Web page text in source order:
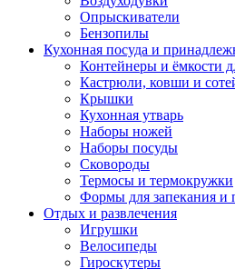
Опрыскиватели
Бензопилы
Кухонная посуда и
Контейнеры и ёмкости
Кастрюли, ковши и
Крышки
Кухонная утварь
Наборы ножей
Наборы посуды
Сковороды
Термосы и термокружки
Формы для запекания и
Отдых и развлечения
Игрушки
Велосипеды
Гироскутеры